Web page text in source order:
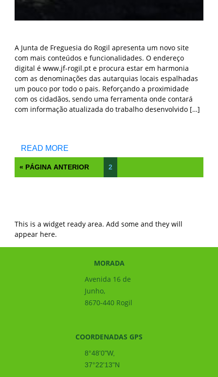
A Junta de Freguesia do Rogil apresenta um novo site
com mais conteúdos e funcionalidades. O endereço
digital é www.jf-rogil.pt e procura estar em harmonia
com as denominações das autarquias locais espalhadas
um pouco por todo o pais. Reforçando a proximidade
com os cidadãos, sendo uma ferramenta onde contará
com informação atualizada do trabalho desenvolvido […]
READ MORE
« PÁGINA ANTERIOR 2
This is a widget ready area. Add some and they will
appear here.
MORADA
Avenida 16 de
Junho,
8670-440 Rogil
COORDENADAS GPS
8°48'0"W,
37°22'13"N